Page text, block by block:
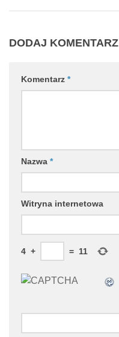
DODAJ KOMENTARZ
Komentarz *
Nazwa *
Witryna internetowa
4 + = 11